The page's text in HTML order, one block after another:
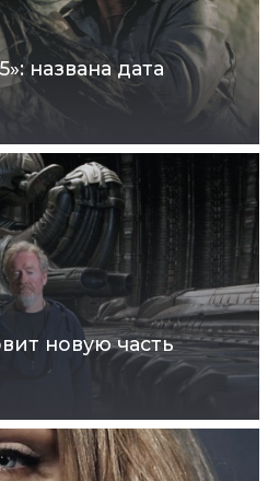
названа дата
новую часть